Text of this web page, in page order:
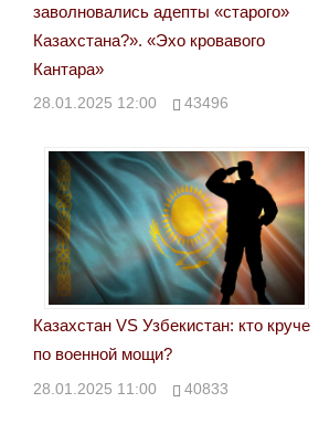
заволновались адепты «старого»
Казахстана?». «Эхо кровавого
Кантара»
28.01.2025 12:00 43496
Казахстан VS Узбекистан: кто круче
по военной мощи?
28.01.2025 11:00 40833